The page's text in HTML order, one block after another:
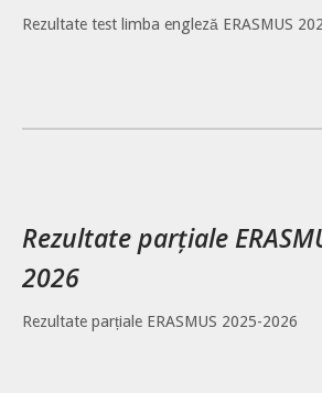
Rezultate test limba engleză ERASMUS
Rezultate parțiale
2026
Rezultate parțiale ERASMUS 2025-2026